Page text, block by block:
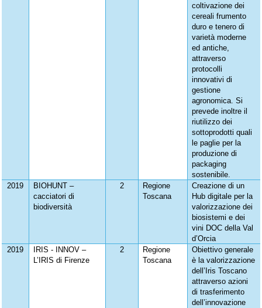
coltivazione dei
cereali frumento
duro e tenero di
varietà moderne
ed antiche,
attraverso
protocolli
innovativi di
gestione
agronomica. Si
prevede inoltre il
riutilizzo dei
sottoprodotti quali
le paglie per la
produzione di
packaging
sostenibile.
2019
BIOHUNT –
cacciatori di
biodiversità
2
Regione
Toscana
Creazione di un
Hub digitale per la
valorizzazione dei
biosistemi e dei
vini DOC della Val
d’Orcia
2019
IRIS - INNOV –
L’IRIS di Firenze
2
Regione
Toscana
Obiettivo generale
è la valorizzazione
dell’Iris Toscano
attraverso azioni
di trasferimento
dell’innovazione